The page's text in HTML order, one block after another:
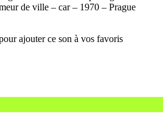
de ville – car – 1970 – Prague